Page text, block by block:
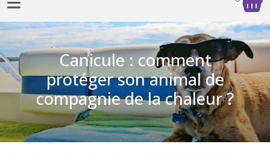
Canicule : comment
protéger son animal de
compagnie de la chaleur ?